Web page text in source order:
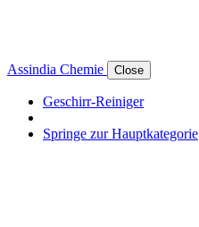
Assindia Chemie Close
Geschirr-Reiniger
Springe zur Hauptkategorie